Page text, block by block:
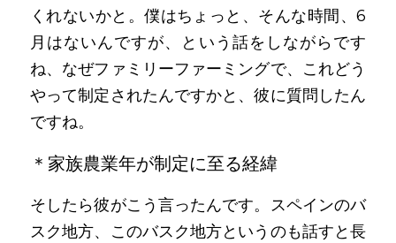
くれないかと。僕はちょっと、そんな時間、6
月はないんですが、という話をしながらです
ね、なぜファミリーファーミングで、これどう
やって制定されたんですかと、彼に質問したん
ですね。
＊家族農業年が制定に至る経緯
そしたら彼がこう言ったんです。スペインのバ
スク地方、このバスク地方というのも話すと長